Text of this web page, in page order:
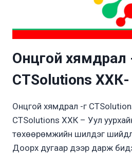
Онцгой хямдрал
CTSolutions ХХК-
Онцгой хямдрал -г
CTSolutions ХХК – Уул
төхөөрөмжийн шилдэг
Доорх дугаар дээр дарж